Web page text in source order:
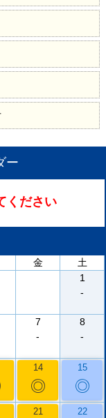
ー
ください
金
土
1
-
7
-
8
-
14
◎
15
◎
21 22